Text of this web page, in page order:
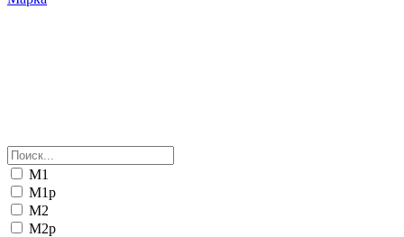
М1
М1р
М2
М2р